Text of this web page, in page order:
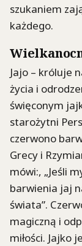
szukaniem
każdego.
Jajo – króluje
życia i
święconym
starożytni
czerwono
Grecy i
mówi:, „Jeśli
barwienia jaj
świata”.
magiczną i
miłości. Jajko